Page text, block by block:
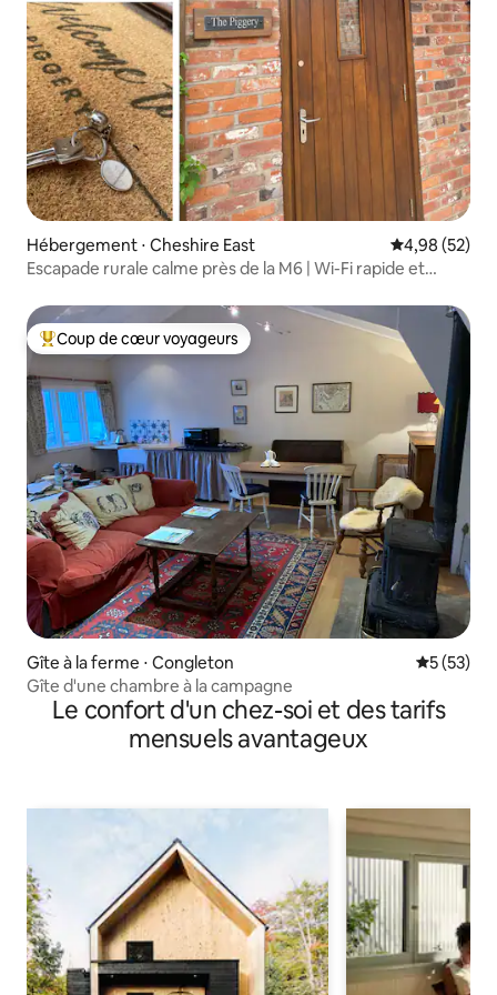
Hébergement ⋅ Cheshire East Évaluation
4,98 (52)
Escapade rurale calme près de la M6 | Wi-Fi rapide et
Coups de cœur voyageurs les plus appréciés
Coup de cœur voyageurs
Gîte à la ferme ⋅ Congleton
5 (53)
Gîte d'une chambre à la campagne
Le confort d'un chez-soi et des tarifs
mensuels avantageux